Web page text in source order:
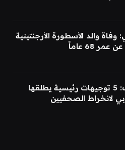
والد الأسطورة الأرجنتينية
68 عاماً
حقوق المؤلف: 5 توجيهات رئيسية يطلقها
لانخراط الصحفيين